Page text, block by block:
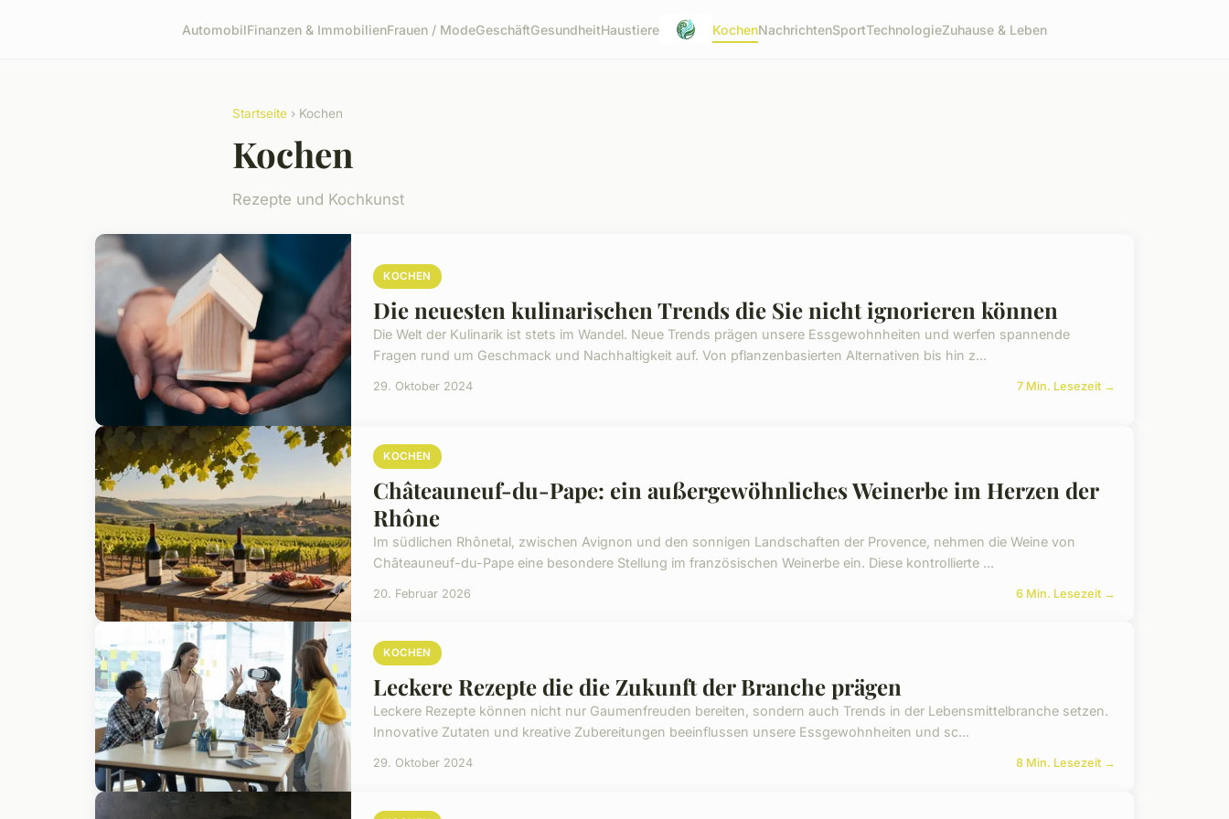
AutomobilFinanzen & ImmobilienFrauen / ModeGeschäftGesundheitHaustiere KochenNachrichtenSportTechnologieZuhause & Leben
Startseite › Kochen
Kochen
Rezepte und Kochkunst
KOCHEN
Die neuesten kulinarischen Trends die Sie nicht ignorieren können
Die Welt der Kulinarik ist stets im Wandel. Neue Trends prägen unsere Essgewohnheiten und werfen spannende
Fragen rund um Geschmack und Nachhaltigkeit auf. Von pflanzenbasierten Alternativen bis hin z...
29. Oktober 2024 7 Min. Lesezeit →
KOCHEN
Châteauneuf-du-Pape: ein außergewöhnliches Weinerbe im Herzen der
Rhône
Im südlichen Rhônetal, zwischen Avignon und den sonnigen Landschaften der Provence, nehmen die Weine von
Châteauneuf-du-Pape eine besondere Stellung im französischen Weinerbe ein. Diese kontrollierte ...
20. Februar 2026 6 Min. Lesezeit →
KOCHEN
Leckere Rezepte die die Zukunft der Branche prägen
Leckere Rezepte können nicht nur Gaumenfreuden bereiten, sondern auch Trends in der Lebensmittelbranche setzen.
Innovative Zutaten und kreative Zubereitungen beeinflussen unsere Essgewohnheiten und sc...
29. Oktober 2024 8 Min. Lesezeit →